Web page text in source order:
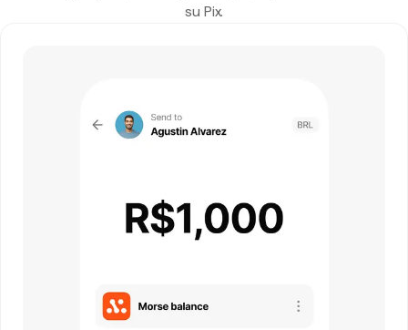
su Pix.